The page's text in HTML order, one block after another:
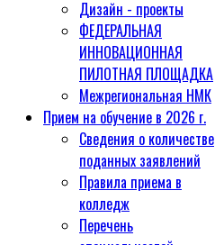
Дизайн - проекты
ФЕДЕРАЛЬНАЯ
ИННОВАЦИОННАЯ
ПИЛОТНАЯ ПЛОЩАДКА
Межрегиональная НМК
Прием на обучение в 2026 г.
Сведения о количестве
поданных заявлений
Правила приема в
колледж
Перечень